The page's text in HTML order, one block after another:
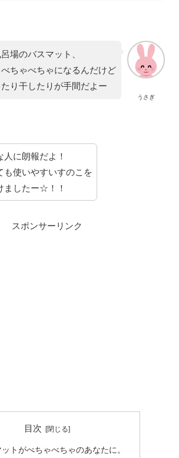
うさぎ
場のバスマット、
ちゃべちゃになるんだけど
り干したりが手間だよー
人に朗報だよ！
も使いやすいすのこを
ましたー☆！！
スポンサーリンク
目次
トがべちゃべちゃのあなたに。